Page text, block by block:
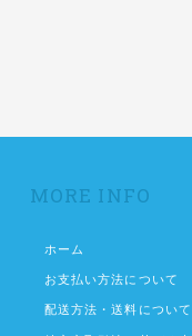
MORE INFO
ホーム
お支払い方法について
配送方法・送料について